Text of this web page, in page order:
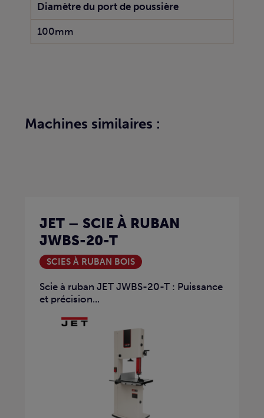
Diamètre du port de poussière
100mm
Machines similaires :
JET – SCIE À RUBAN
JWBS-20-T
SCIES À RUBAN BOIS
Scie à ruban JET JWBS-20-T : Puissance
et précision...